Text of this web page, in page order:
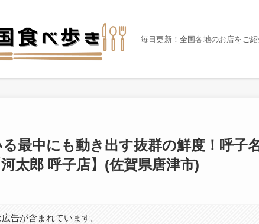
毎日更新！全国各地のお店をご紹
最中にも動き出す抜群の鮮度！呼子
太郎 呼子店】(佐賀県唐津市)
告が含まれています。